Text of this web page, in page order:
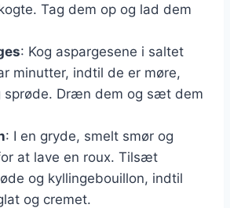
Tag dem op og lad dem
: Kog aspargesene i saltet
minutter, indtil de er møre,
sprøde. Dræn dem og sæt dem
: I en gryde, smelt smør og
at lave en roux. Tilsæt
og kyllingebouillon, indtil
og cremet.